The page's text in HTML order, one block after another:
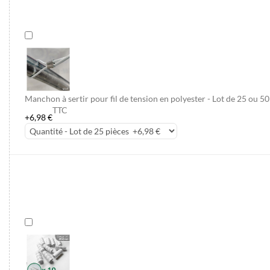
Manchon à sertir pour fil de tension en polyester - Lot de 25 ou
+6,98 €
TTC